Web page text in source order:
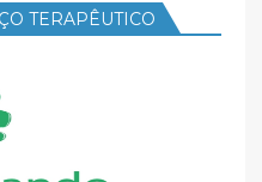
TERAPÊUTICO